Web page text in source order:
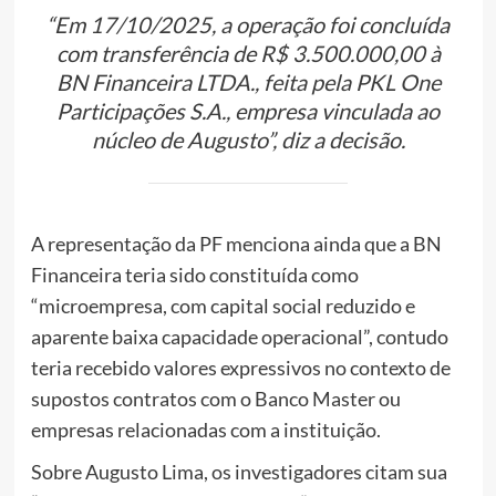
“Em 17/10/2025, a operação foi concluída
com transferência de R$ 3.500.000,00 à
BN Financeira LTDA., feita pela PKL One
Participações S.A., empresa vinculada ao
núcleo de Augusto”, diz a decisão.
A representação da PF menciona ainda que a BN
Financeira teria sido constituída como
“microempresa, com capital social reduzido e
aparente baixa capacidade operacional”, contudo
teria recebido valores expressivos no contexto de
supostos contratos com o Banco Master ou
empresas relacionadas com a instituição.
Sobre Augusto Lima, os investigadores citam sua